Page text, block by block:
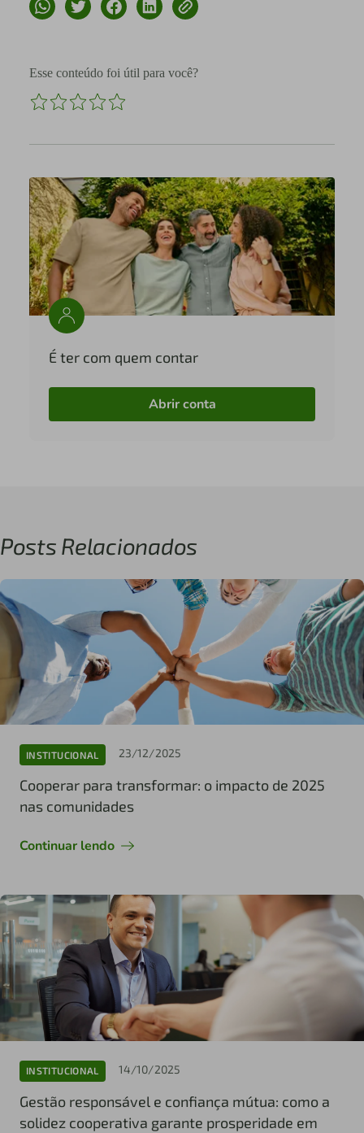
Esse conteúdo foi útil para você?
É ter com quem contar
Abrir conta
Posts Relacionados
INSTITUCIONAL 23/12/2025
Cooperar para transformar: o impacto de 2025
nas comunidades
Continuar lendo
INSTITUCIONAL 14/10/2025
Gestão responsável e confiança mútua: como a
solidez cooperativa garante prosperidade em